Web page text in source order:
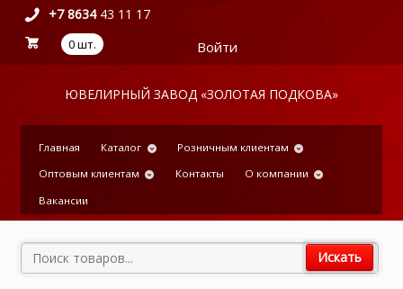
+7 863443 11 17
0 шт. Войти
Главная Каталог
Розничным клиентам
Оптовым клиентам
Контакты
О компании
Вакансии